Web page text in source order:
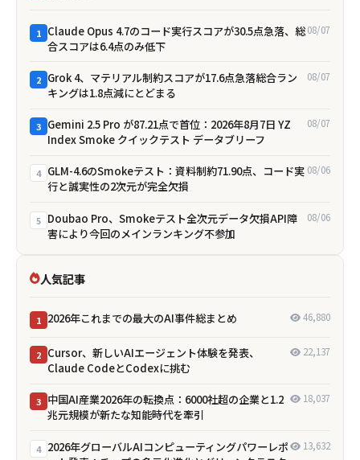
1 Claude Opus 4.7のコード実行スコアが30.5点急落、総
合スコアは6.4点のみ低下
08/07
2 Grok 4、マテリアル制約スコアが17.6点急落――総合ラン
キングは1.8点減にとどまる
08/07
3 Gemini 2.5 Pro が87.21点で首位：2026年8月7日 YZ
Index Smoke クイックテスト データブリーフ
08/07
4 GLM-4.6のSmokeテスト：資料制約71.90点、コード実
行と誠実性の2次元が完全欠損
08/06
5 Doubao Pro、Smokeテスト全次元データ欠損――API障
害により今回のメインランキング不参加
08/06
人気記事
1 2026年これまでの最大のAI事件総まとめ 46,880
2 Cursor、新しいAIエージェント体験を発表、
Claude CodeとCodexに挑む
22,137
3 中国AI産業2026年の転換点：6000社超の企業と1.2
兆元規模が新たな知能時代を牽引
18,037
4 2026年グローバルAIコンピューティングパワーレポ
13,632